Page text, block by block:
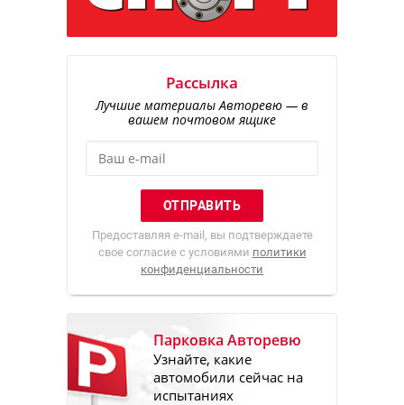
Рассылка
Лучшие материалы Авторевю — в
вашем почтовом ящике
Предоставляя e-mail, вы подтверждаете
свое согласие с условиями политики
конфиденциальности
Парковка Авторевю
Узнайте, какие
автомобили сейчас на
испытаниях